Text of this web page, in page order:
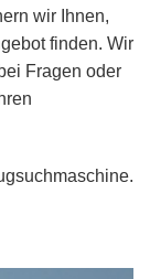
wir Ihnen,
finden. Wir
Fragen oder